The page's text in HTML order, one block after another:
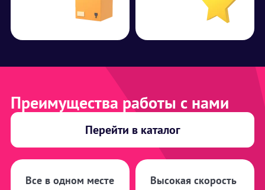
Преимущества работы с нами
Перейти в каталог
Все в одном месте Высокая скорость